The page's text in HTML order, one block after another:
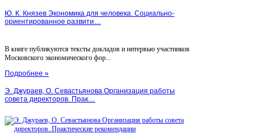
Ю. К. Князев Экономика для человека. Социально-
ориентированное развити…
В книге публикуются тексты докладов и интервью участников
Московского экономического фор...
Подробнее »
Э. Джураев, О. Севастьянова Организация работы
совета директоров. Прак…